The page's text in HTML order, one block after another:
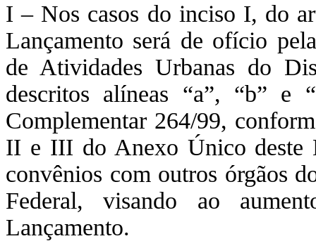
I – Nos casos do inciso I, do
Lançamento será de ofício
de Atividades Urbanas do
descritos alíneas “a”, “b”
Complementar 264/99,
II e III do Anexo Único deste
convênios com outros órgãos
Federal, visando ao
Lançamento.